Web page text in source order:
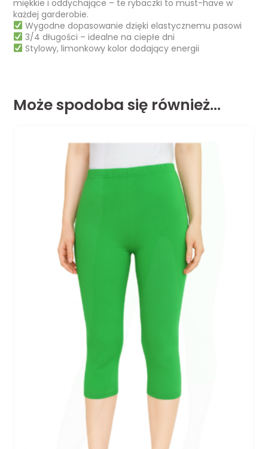
miękkie i oddychające – te rybaczki to must-have w
każdej garderobie.
Wygodne dopasowanie dzięki elastycznemu pasowi
3/4 długości – idealne na ciepłe dni
Stylowy, limonkowy kolor dodający energii
Może spodoba się również…